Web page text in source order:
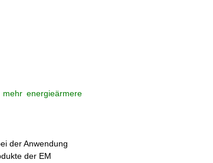
energieärmere
der Anwendung
der EM